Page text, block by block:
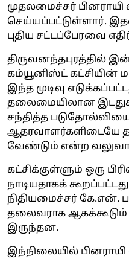
முதலமைச்சர் பினராயி
செய்யப்பட்டுள்ளார்.
புதிய சட்டப்பேரவை
திருவனந்தபுரத்தில்
கம்யூனிஸ்ட் கட்சியின்
இந்த முடிவு
தலைமையிலான
சந்தித்த
ஆதரவாளர்களிடையே
வேண்டும் என்ற
கட்சிக்குள்ளும் ஒரு
நாடியதாகக்
நிதியமைச்சர் கே.என்.
தலைவராக
இருந்தன.
இந்நிலையில்